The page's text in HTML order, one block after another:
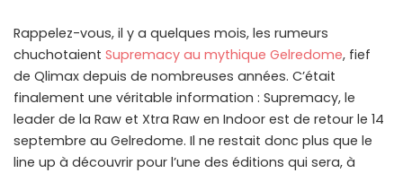
Rappelez-vous, il y a quelques mois, les rumeurs
chuchotaient Supremacy au mythique Gelredome, fief
de Qlimax depuis de nombreuses années. C’était
finalement une véritable information : Supremacy, le
leader de la Raw et Xtra Raw en Indoor est de retour le 14
septembre au Gelredome. Il ne restait donc plus que le
line up à découvrir pour l’une des éditions qui sera, à